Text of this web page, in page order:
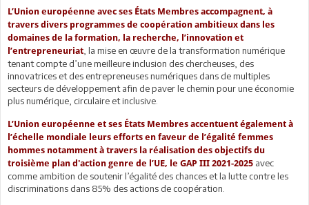
L’Union européenne avec ses États Membres accompagnent, à
travers divers programmes de coopération ambitieux dans les
domaines de la formation, la recherche, l’innovation et
l’entrepreneuriat , la mise en œuvre de la transformation numérique
tenant compte d’une meilleure inclusion des chercheuses, des
innovatrices et des entrepreneuses numériques dans de multiples
secteurs de développement afin de paver le chemin pour une économie
plus numérique, circulaire et inclusive.
L’Union européenne et ses États Membres accentuent également à
l’échelle mondiale leurs efforts en faveur de l’égalité femmes
hommes notamment à travers la réalisation des objectifs du
troisième plan d'action genre de l’UE, le GAP III 2021-2025 avec
comme ambition de soutenir l’égalité des chances et la lutte contre les
discriminations dans 85% des actions de coopération.